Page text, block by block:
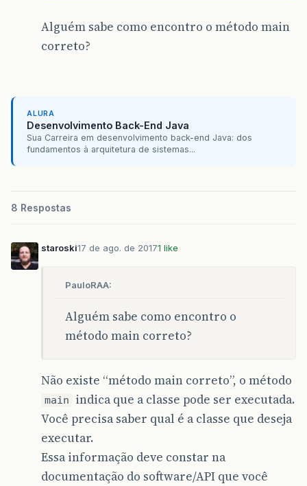
Alguém sabe como encontro o método main
correto?
ALURA
Desenvolvimento Back-End Java
Sua Carreira em desenvolvimento back-end Java: dos
fundamentos à arquitetura de sistemas...
8 Respostas
staroski17 de ago. de 20171 like
PauloRAA:
Alguém sabe como encontro o
método main correto?
Não existe “método main correto”, o método
main
indica que a classe pode ser executada.
Você precisa saber qual é a classe que deseja
executar.
Essa informação deve constar na
documentação do software/API que você